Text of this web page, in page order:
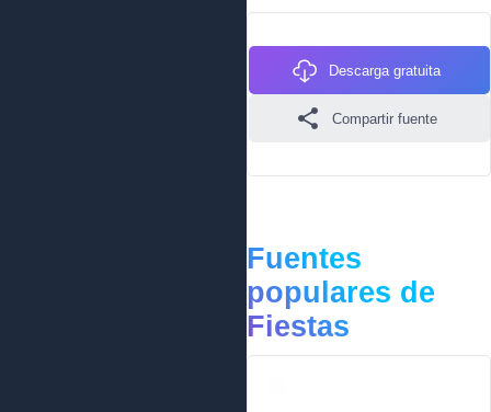
Descarga gratuita
Compartir fuente
Fuentes
populares de
Fiestas